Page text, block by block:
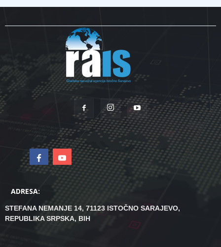
ADRESA:
STEFANA NEMANJE 14, 71123 ISTOČNO SARAJEVO,
REPUBLIKA SRPSKA, BIH